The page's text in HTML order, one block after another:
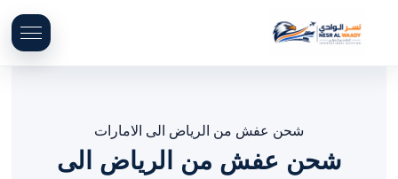
شحن عفش من الرياض الى الامارات
شحن عفش من الرياض الى